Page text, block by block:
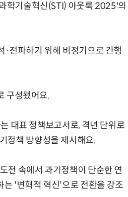
학기술혁신(STI) 아웃룩 2025'의
·전파하기 위해 비정기으로 간행
구성됐어요.
대표 정책보고서로, 격년 단위로
정책 방향성을 제시해요.
전 속에서 과기정책이 단순한 연
는 '변혁적 혁신'으로 전환을 강조